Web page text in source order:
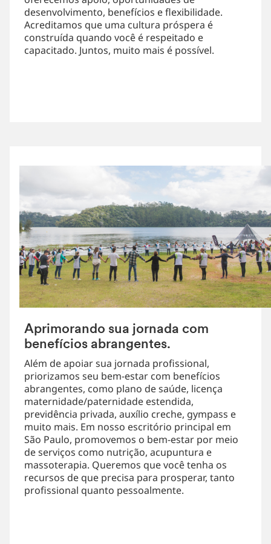
desenvolvimento, benefícios e flexibilidade.
Acreditamos que uma cultura próspera é
construída quando você é respeitado e
capacitado. Juntos, muito mais é possível.
Aprimorando sua jornada com
benefícios abrangentes.
Além de apoiar sua jornada profissional,
priorizamos seu bem-estar com benefícios
abrangentes, como plano de saúde, licença
maternidade/paternidade estendida,
previdência privada, auxílio creche, gympass e
muito mais. Em nosso escritório principal em
São Paulo, promovemos o bem-estar por meio
de serviços como nutrição, acupuntura e
massoterapia. Queremos que você tenha os
recursos de que precisa para prosperar, tanto
profissional quanto pessoalmente.